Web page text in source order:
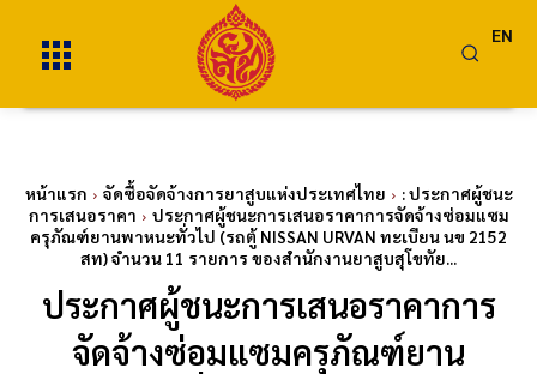
EN
หน้าแรก จัดซื้อจัดจ้างการยาสูบแห่งประเทศไทย
: ประกาศผู้ชนะ
การเสนอราคา
ประกาศผู้ชนะการเสนอราคาการจัดจ้างซ่อมแซม
ครุภัณฑ์ยานพาหนะทั่วไป (รถตู้ NISSAN URVAN ทะเบียน นข 2152
สท) จำนวน 11 รายการ ของสำนักงานยาสูบสุโขทัย...
ประกาศผู้ชนะการเสนอราคาการ
จัดจ้างซ่อมแซมครุภัณฑ์ยาน